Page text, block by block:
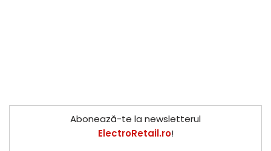
Abonează-te la newsletterul
ElectroRetail.ro!